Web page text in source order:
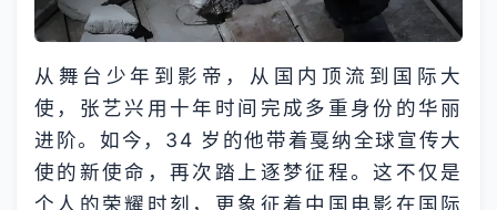
从舞台少年到影帝，从国内顶流到国际大
使，张艺兴用十年时间完成多重身份的华丽
进阶。如今，34 岁的他带着戛纳全球宣传大
使的新使命，再次踏上逐梦征程。这不仅是
个人的荣耀时刻，更象征着中国电影在国际